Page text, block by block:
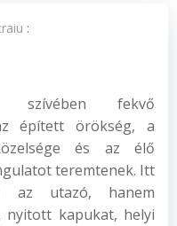
:
szívében fekvő
épített örökség, a
és az élő
teremtenek. Itt
az utazó, hanem
nyitott kapukat, helyi